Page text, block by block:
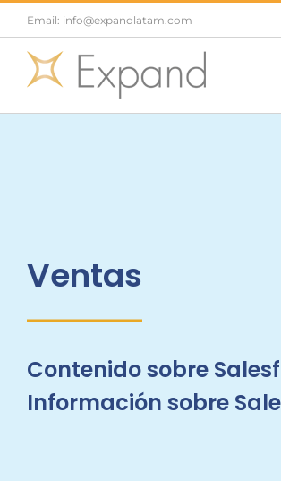
Saltar
al
contenido
Email: info@expandlatam.com
Ventas
Contenido sobre
Información sobre